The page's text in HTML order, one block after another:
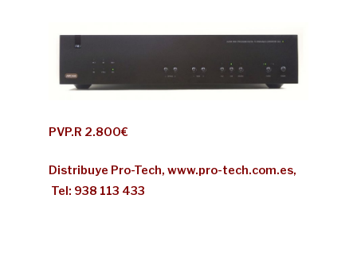
PVP.R 2.800€
Distribuye Pro-Tech, www.pro-tech.com.es,
Tel: 938 113 433